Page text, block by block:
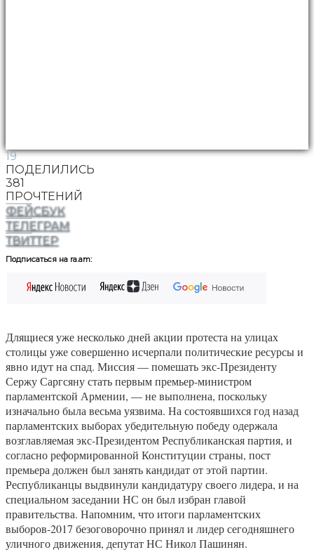
19
ПОДЕЛИЛИСЬ
381
ПРОЧТЕНИЙ
ФЕЙСБУК
ТЕЛЕГРАМ
ТВИТТЕР
Подписаться на ra.am:
Длящиеся уже несколько дней акции протеста на улицах
столицы уже совершенно исчерпали политические ресурсы и
явно идут на спад. Миссия — помешать экс-Президенту
Сержу Саргсяну стать первым премьер-министром
парламентской Армении, — не выполнена, поскольку
изначально была весьма уязвима. На состоявшихся год назад
парламентских выборах убедительную победу одержала
возглавляемая экс-Президентом Республиканская партия, и
согласно реформированной Конституции страны, пост
премьера должен был занять кандидат от этой партии.
Республиканцы выдвинули кандидатуру своего лидера, и на
специальном заседании НС он был избран главой
правительства. Напомним, что итоги парламентских
выборов-2017 безоговорочно принял и лидер сегодняшнего
уличного движения, депутат НС Никол Пашинян.